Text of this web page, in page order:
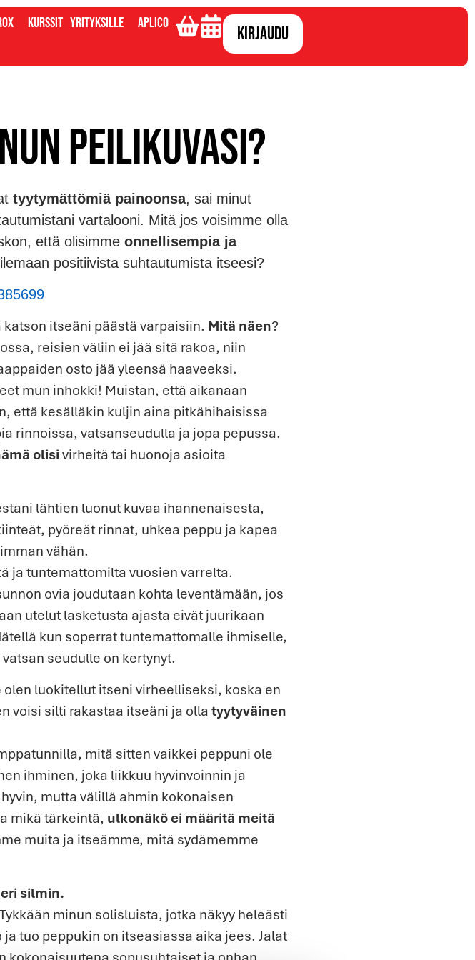
Kurssit Yrityksille Aplico Kirjaudu
peilikuvasi?
tyytymättömiä painoonsa, sai minut
vartalooni. Mitä jos voisimme olla
että olisimme onnellisempia ja
positiivista suhtautumista itseesi?
itseäni päästä varpaisiin. Mitä näen?
reisien väliin ei jää sitä rakoa, niin
osto jää yleensä haaveeksi.
mun inhokki! Muistan, että aikanaan
että kesälläkin kuljin aina pitkähihaisissa
rinnoissa, vatsanseudulla ja jopa pepussa.
olisivirheitä tai huonoja asioita
lähtien luonut kuvaa ihannenaisesta,
pyöreät rinnat, uhkea peppu ja kapea
vähän.
ja tuntemattomilta vuosien varrelta.
ovia joudutaan kohta leventämään, jos
utelut lasketusta ajasta eivät juurikaan
kun soperrat tuntemattomalle ihmiselle,
seudulle on kertynyt.
luokitellut itseni virheelliseksi, koska en
voisi silti rakastaa itseäni ja ollatyytyväinen
mitä sitten vaikkei peppuni ole
ihminen, joka liikkuu hyvinvoinnin ja
mutta välillä ahmin kokonaisen
mikä tärkeintä, ulkonäkö ei määritä meitä
muita ja itseämme, mitä sydämemme
silmin.
minun solisluista, jotka näkyy heleästi
tuo peppukin on itseasiassa aika jees. Jalat